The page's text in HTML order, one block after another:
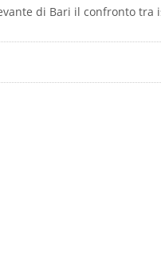
di Bari il confronto